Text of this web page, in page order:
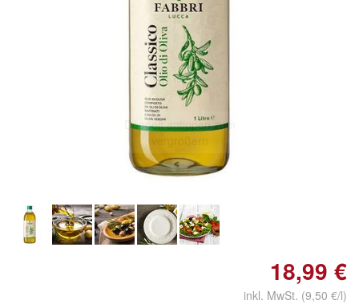
Doppelt antippen zum
vergrößern
18,99 €
inkl. MwSt. (9,50 €/l)